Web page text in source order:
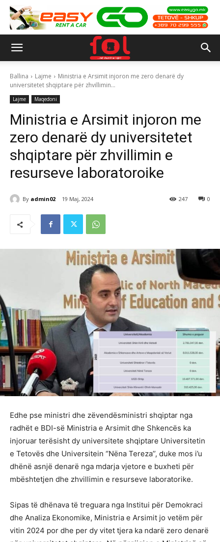
Ballina Lajme
Ministria e Arsimit injoron me zero denarë dy
universitetet shqiptare për zhvillimin...
Lajme Maqedoni
Ministria e Arsimit injoron me
zero denarë dy universitetet
shqiptare për zhvillimin e
resurseve laboratoroike
By admin02 19 Maj, 2024 0
247
Edhe pse ministri dhe zëvendësministri shqiptar nga
radhët e BDI-së Ministria e Arsimit dhe Shkencës ka
injoruar terësisht dy universitete shqiptare Universitetin
e Tetovës dhe Universitein ‘’Nëna Tereza’’, duke mos i’u
dhënë asnjë denarë nga mdarja vjetore e buxheti për
mbështetjen dhe zhvillimin e resurseve laboratorike.
Sipas të dhënava të treguara nga Institui për Demokraci
dhe Analiza Ekonomike, Ministria e Arsimit jo vetëm për
vitin 2024 por dhe per dy vitet tjera ka ndarë zero denarë